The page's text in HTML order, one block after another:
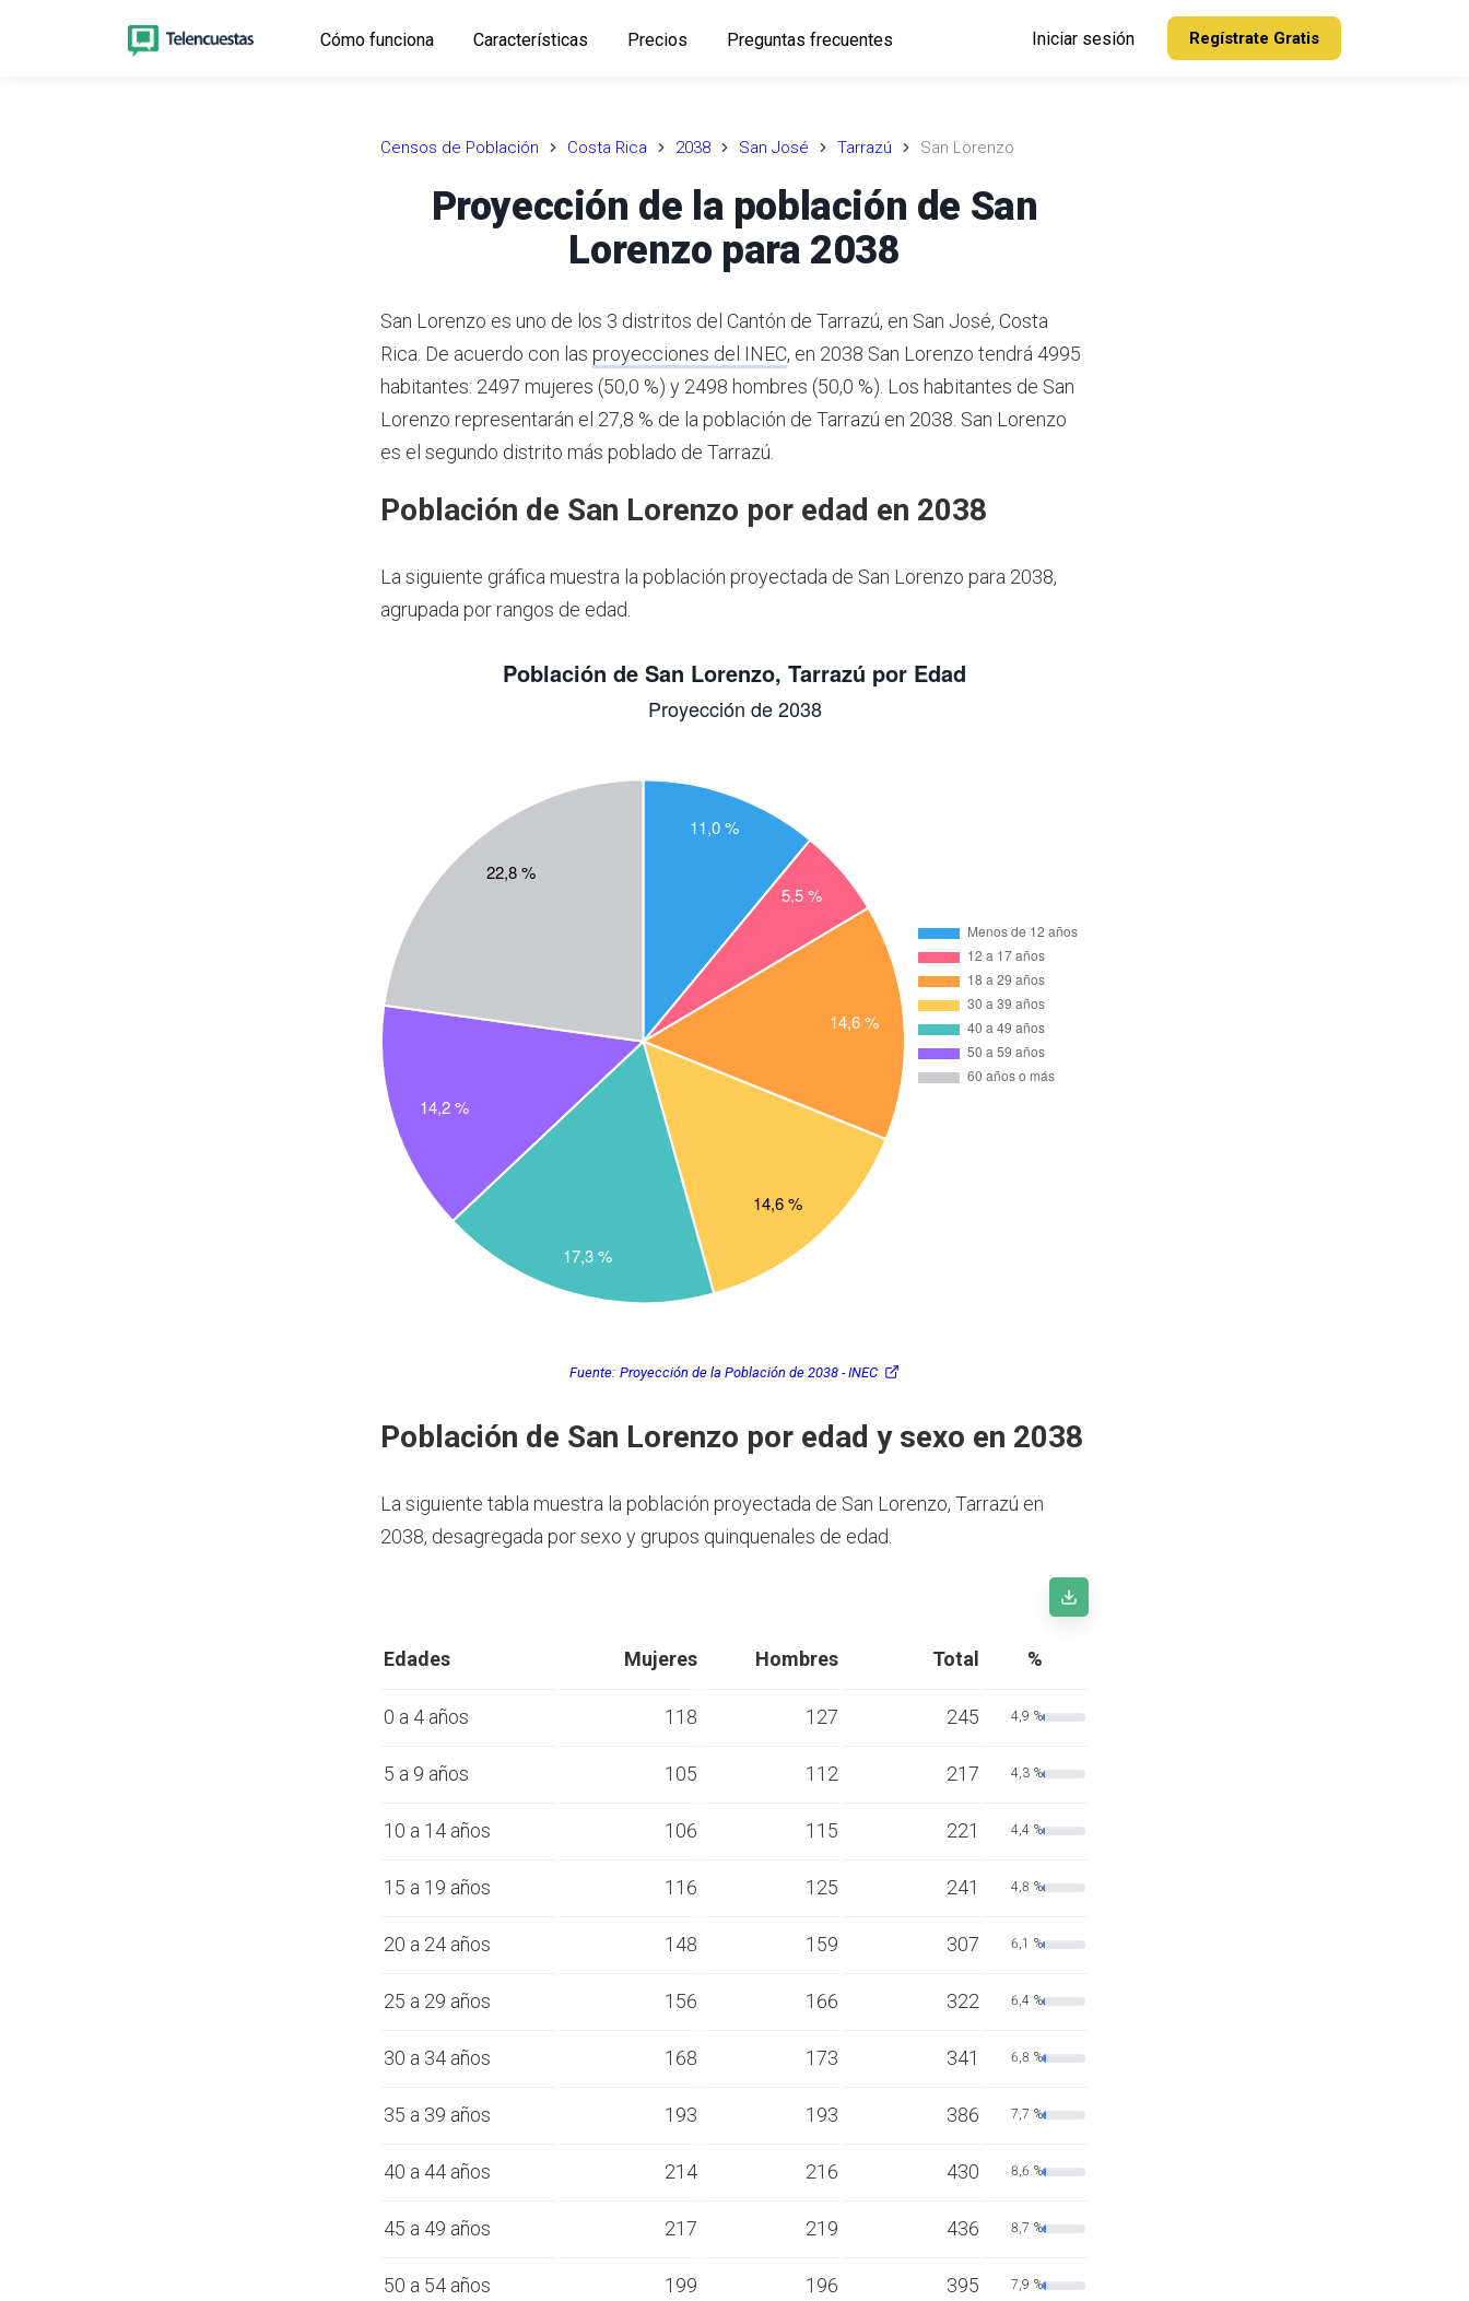
Cómo funciona Características Precios Preguntas frecuentes Iniciar sesión Regístrate Gratis
Censos de Población Costa Rica 2038 San José Tarrazú San Lorenzo
Proyección de la población de San
Lorenzo para 2038
San Lorenzo es uno de los 3 distritos del Cantón de Tarrazú, en San José, Costa
Rica. De acuerdo con las proyecciones del INEC, en 2038 San Lorenzo tendrá 4995
habitantes: 2497 mujeres (50,0 %) y 2498 hombres (50,0 %). Los habitantes de San
Lorenzo representarán el 27,8 % de la población de Tarrazú en 2038. San Lorenzo
es el segundo distrito más poblado de Tarrazú.
Población de San Lorenzo por edad en 2038
La siguiente gráfica muestra la población proyectada de San Lorenzo para 2038,
agrupada por rangos de edad.
Fuente: Proyección de la Población de 2038 - INEC
Población de San Lorenzo por edad y sexo en 2038
La siguiente tabla muestra la población proyectada de San Lorenzo, Tarrazú en
2038, desagregada por sexo y grupos quinquenales de edad.
Edades Mujeres Hombres Total %
0 a 4 años 118 127 245 4,9 %
5 a 9 años 105 112 217 4,3 %
10 a 14 años 106 115 221 4,4 %
15 a 19 años 116 125 241 4,8 %
20 a 24 años 148 159 307 6,1 %
25 a 29 años 156 166 322 6,4 %
30 a 34 años 168 173 341 6,8 %
35 a 39 años 193 193 386 7,7 %
40 a 44 años 214 216 430 8,6 %
45 a 49 años 217 219 436 8,7 %
50 a 54 años 199 196 395 7,9 %